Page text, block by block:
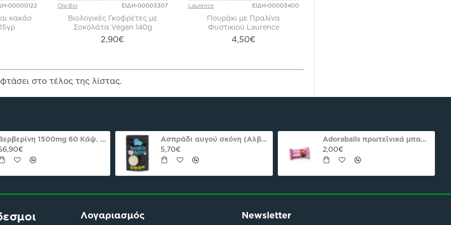
00000122
κακάο
Ola-Bio ΕΙΔΗ-00003307
Βιολογικές Γκοφρέτες με
Σοκολάτα Vegan 140g
2,90€
Laurence ΕΙΔΗ-00003400
Πουράκι με Πραλίνα
Φυστικιού Laurence
4,50€
στο τέλος της λίστας.
Βερβερίνη 1500mg 60 Κάψ. Natures Plus Pro
Ασπράδι αυγού σκόνη (Αλβουμίνη) Ola-Bio 50gr
5,70€
Adoraballs πρωτεϊνικά μπαλάκια choco praline delight 40γρ Nutree Χ.ΓΛ
2,00€
Λογαριασμός Newsletter